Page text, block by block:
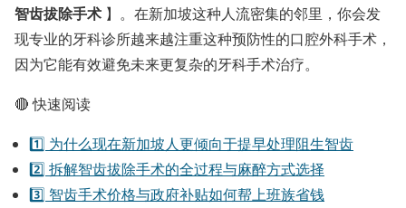
智齿拔除手术 】。在新加坡这种人流密集的邻里，你会发
现专业的牙科诊所越来越注重这种预防性的口腔外科手术，
因为它能有效避免未来更复杂的牙科手术治疗。
🔴 快速阅读
1️⃣ 为什么现在新加坡人更倾向于提早处理阻生智齿
2️⃣ 拆解智齿拔除手术的全过程与麻醉方式选择
3️⃣ 智齿手术价格与政府补贴如何帮上班族省钱